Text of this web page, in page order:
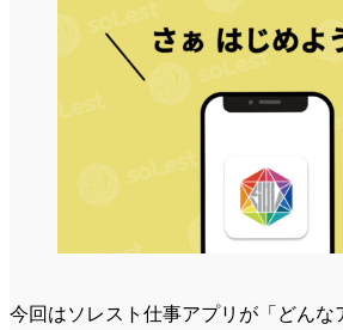
今回はソレスト仕事アプリが「どんな